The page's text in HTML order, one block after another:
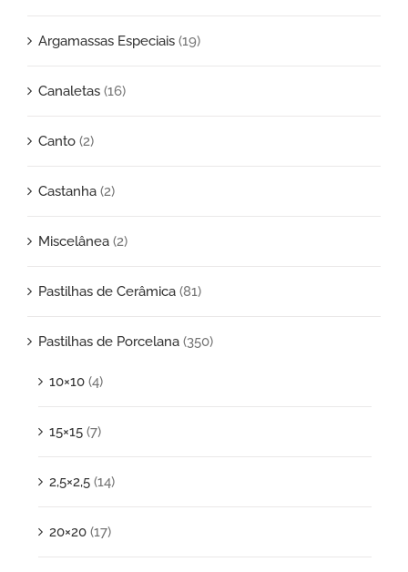
Argamassas Especiais (19)
Canaletas (16)
Canto (2)
Castanha (2)
Miscelânea (2)
Pastilhas de Cerâmica (81)
Pastilhas de Porcelana (350)
10×10 (4)
15×15 (7)
2,5×2,5 (14)
20×20 (17)